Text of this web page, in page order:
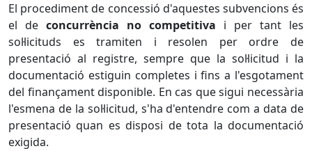
El procediment de concessió d'aquestes subvencions és
el de concurrència no competitiva i per tant les
sol·licituds es tramiten i resolen per ordre de
presentació al registre, sempre que la sol·licitud i la
documentació estiguin completes i fins a l'esgotament
del finançament disponible. En cas que sigui necessària
l'esmena de la sol·licitud, s'ha d'entendre com a data de
presentació quan es disposi de tota la documentació
exigida.